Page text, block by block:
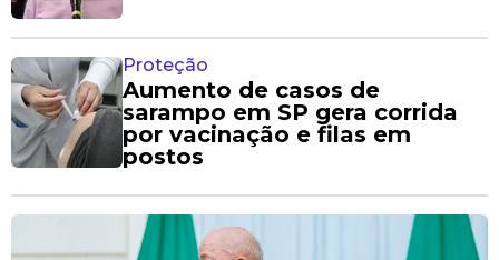
Proteção
Aumento de casos de
sarampo em SP gera corrida
por vacinação e filas em
postos